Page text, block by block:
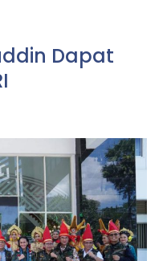
Dapat